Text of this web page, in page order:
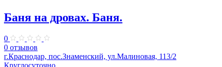
Баня на дровах. Баня.
0
0 отзывов
г.Краснодар, пос.Знаменский, ул.Малиновая, 113/2
Круглосуточно